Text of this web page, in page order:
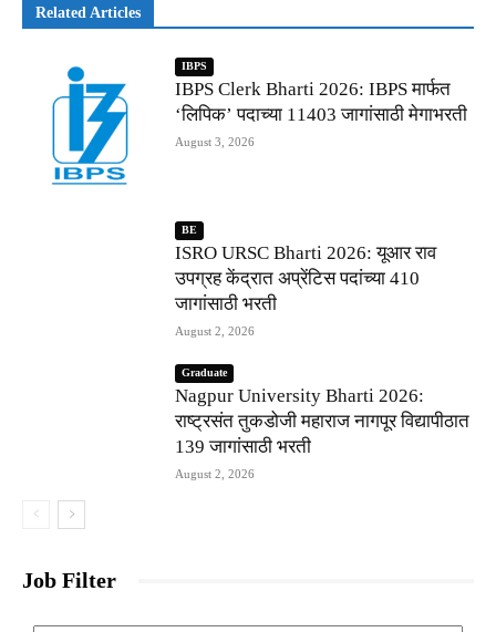
Related Articles
IBPS
IBPS Clerk Bharti 2026: IBPS मार्फत
‘लिपिक’ पदाच्या 11403 जागांसाठी मेगाभरती
August 3, 2026
BE
ISRO URSC Bharti 2026: यूआर राव
उपग्रह केंद्रात अप्रेंटिस पदांच्या 410
जागांसाठी भरती
August 2, 2026
Graduate
Nagpur University Bharti 2026:
राष्ट्रसंत तुकडोजी महाराज नागपूर विद्यापीठात
139 जागांसाठी भरती
August 2, 2026
Job Filter
Categories